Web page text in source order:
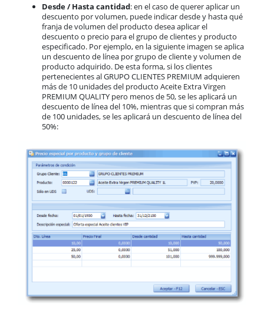
Desde / Hasta cantidad: en el caso de querer aplicar un
descuento por volumen, puede indicar desde y hasta qué
franja de volumen del producto desea aplicar el
descuento o precio para el grupo de clientes y producto
especificado. Por ejemplo, en la siguiente imagen se aplica
un descuento de línea por grupo de cliente y volumen de
producto adquirido. De esta forma, si los clientes
pertenecientes al GRUPO CLIENTES PREMIUM adquieren
más de 10 unidades del producto Aceite Extra Virgen
PREMIUM QUALITY pero menos de 50, se les aplicará un
descuento de línea del 10%, mientras que si compran más
de 100 unidades, se les aplicará un descuento de línea del
50%: